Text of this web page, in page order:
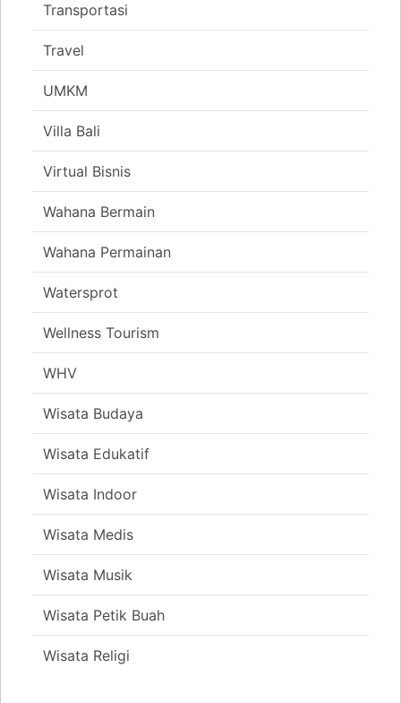
Transportasi
Travel
UMKM
Villa Bali
Virtual Bisnis
Wahana Bermain
Wahana Permainan
Watersprot
Wellness Tourism
WHV
Wisata Budaya
Wisata Edukatif
Wisata Indoor
Wisata Medis
Wisata Musik
Wisata Petik Buah
Wisata Religi